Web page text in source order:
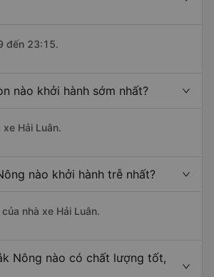
đến 23:15.
nào khởi hành sớm nhất?
Hải Luân.
nào khởi hành trễ nhất?
nhà xe Hải Luân.
Nông nào có chất lượng tốt,